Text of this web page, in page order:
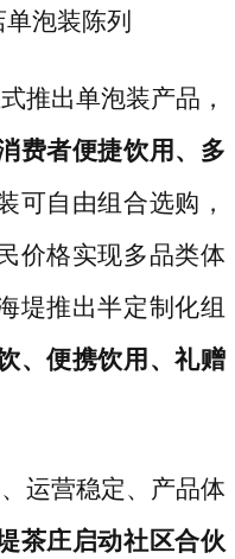
泡装陈列
推出单泡装产品，
费者便捷饮用、多
可自由组合选购，
价格实现多品类体
堤推出半定制化组
、便携饮用、礼赠
运营稳定、产品体
茶庄启动社区合伙